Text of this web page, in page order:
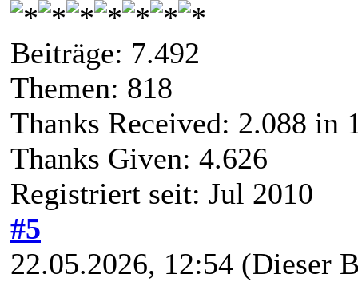
Beiträge: 7.492
Themen: 818
Thanks Received: 2.088 in
Thanks Given: 4.626
Registriert seit: Jul 2010
#5
22.05.2026, 12:54 (Dieser